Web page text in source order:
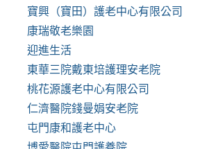
寶興（寶田）護老中心有限公司
康瑞敬老樂園
迎進生活
東華三院戴東培護理安老院
桃花源護老中心有限公司
仁濟醫院錢曼娟安老院
屯門康和護老中心